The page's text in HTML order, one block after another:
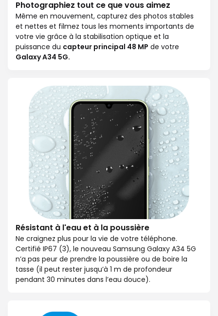
Photographiez tout ce que vous aimez
Même en mouvement, capturez des photos stables
et nettes et filmez tous les moments importants de
votre vie grâce à la stabilisation optique et la
puissance du capteur principal 48 MP de votre
Galaxy A34 5G.
Résistant à l'eau et à la poussière
Ne craignez plus pour la vie de votre téléphone.
Certifié IP67 (3), le nouveau Samsung Galaxy A34 5G
n’a pas peur de prendre la poussière ou de boire la
tasse (il peut rester jusqu’à 1 m de profondeur
pendant 30 minutes dans l’eau douce).